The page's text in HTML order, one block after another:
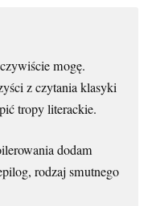
mogę.
z czytania klasyki
tropy literackie.
dodam
rodzaj smutnego